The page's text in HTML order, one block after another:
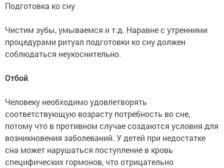
Подготовка ко сну
Чистим зубы, умываемся и т.д. Наравне с утренними
процедурами ритуал подготовки ко сну должен
соблюдаться неукоснительно.
Отбой
Человеку необходимо удовлетворять
соответствующую возрасту потребность во сне,
потому что в противном случае создаются условия для
возникновения заболеваний. У детей при недостатке
сна может нарушаться поступление в кровь
специфических гормонов, что отрицательно